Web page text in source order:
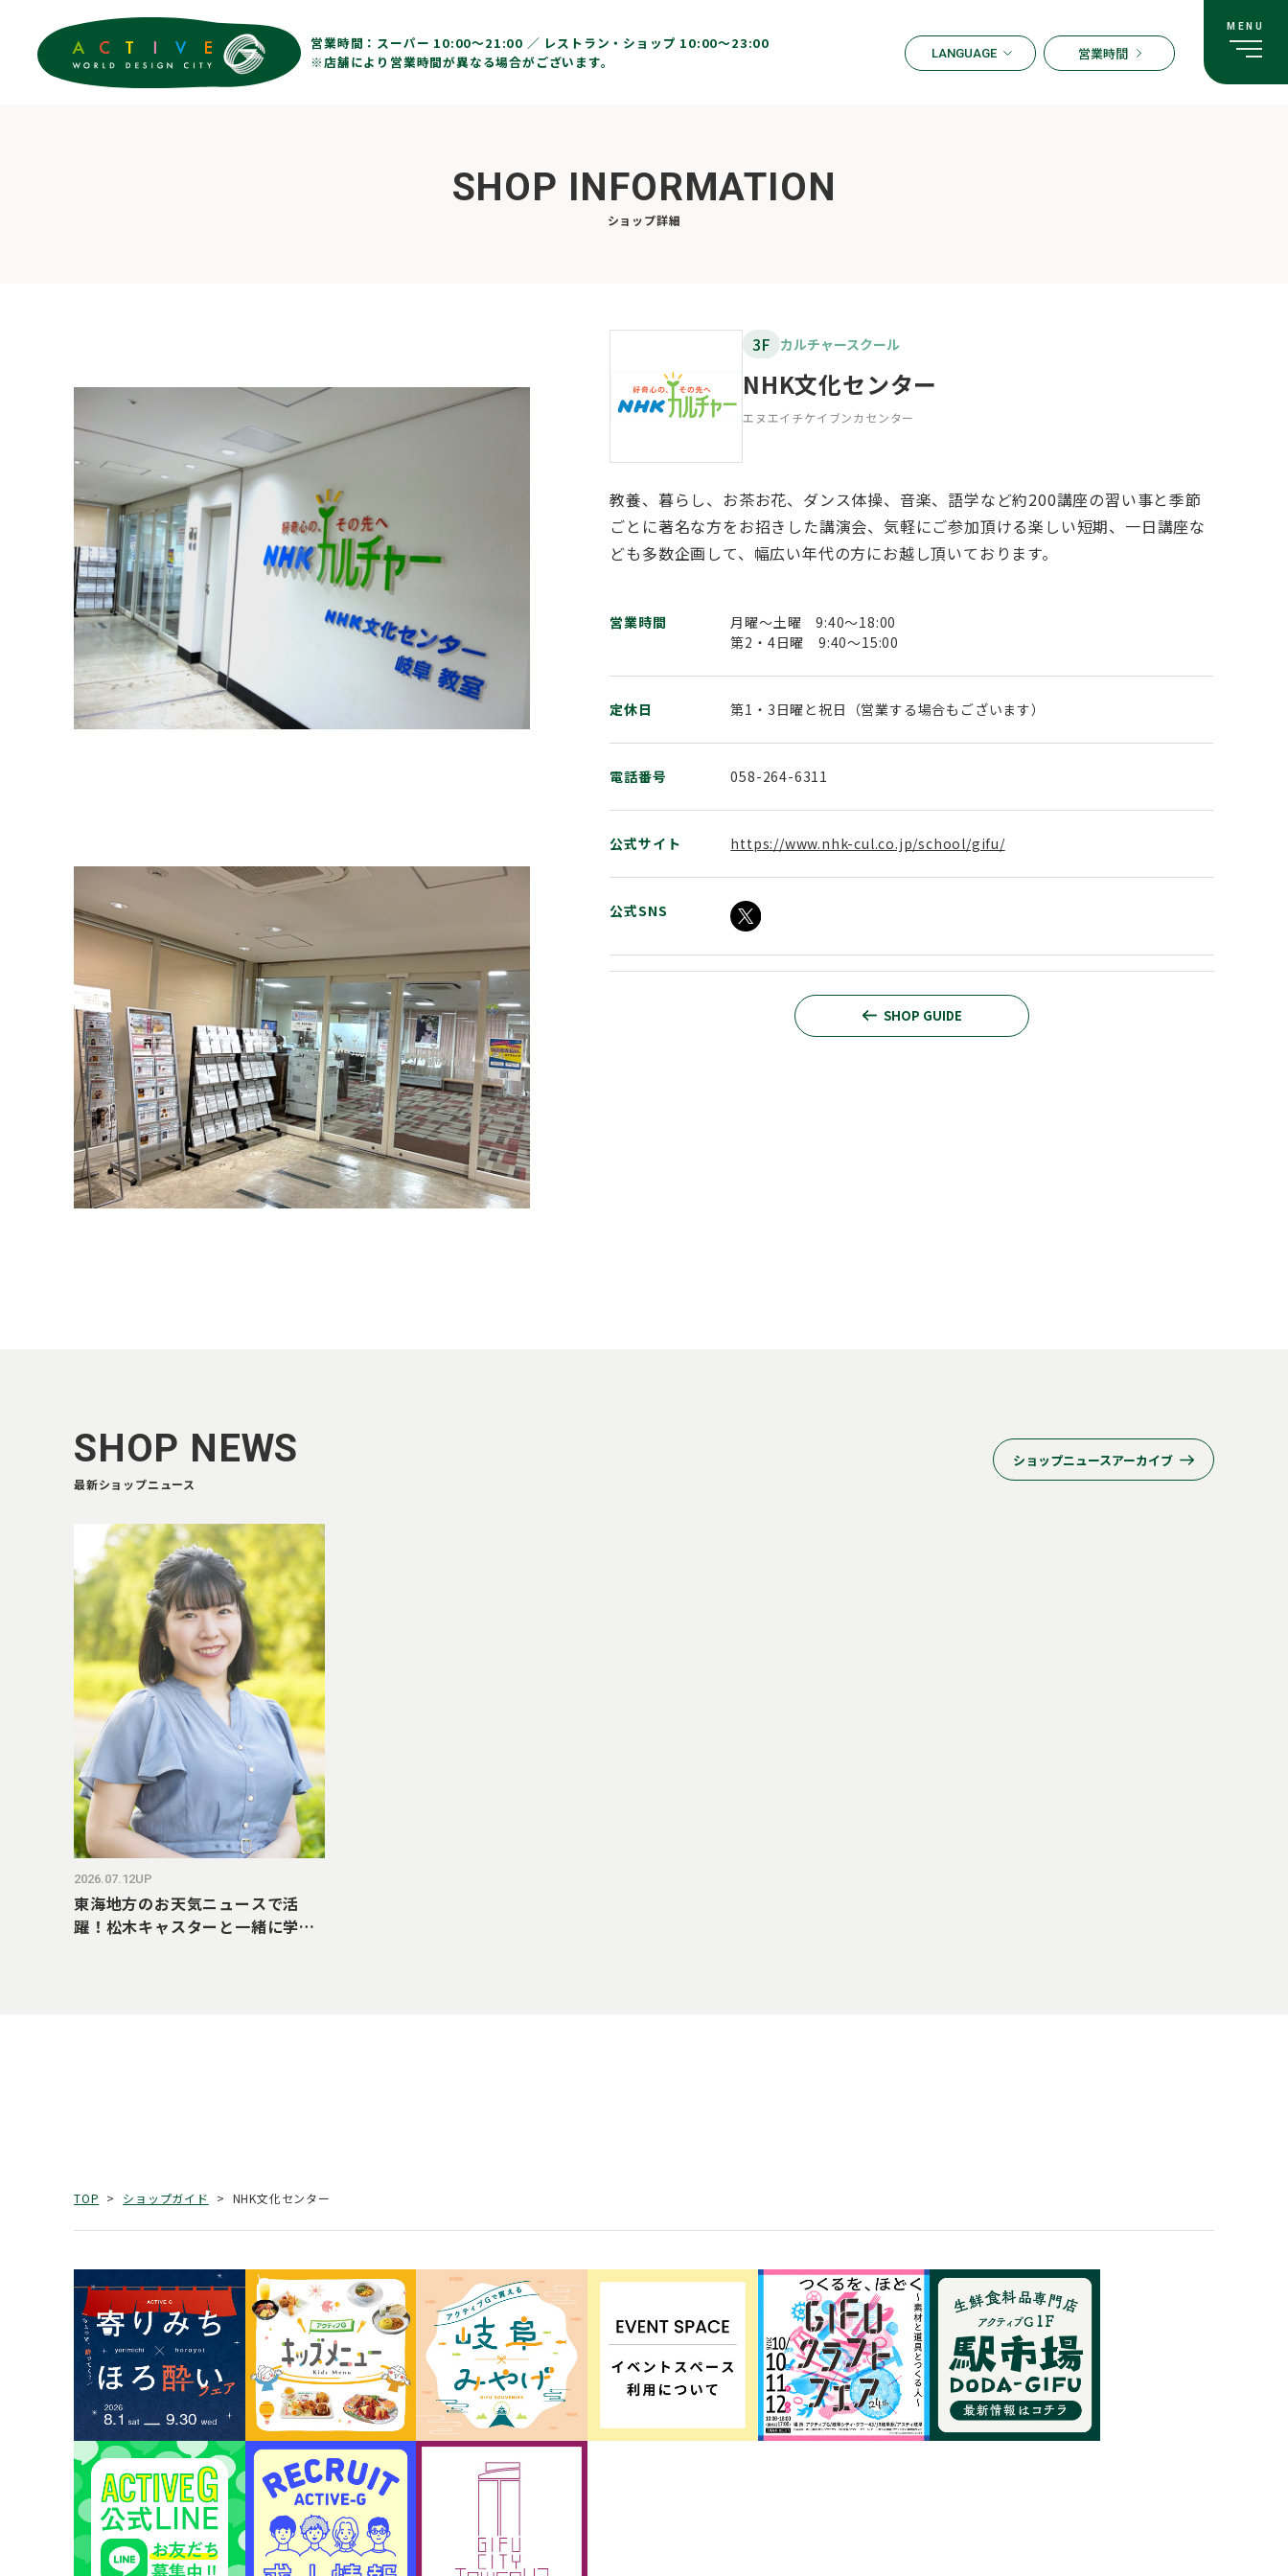
営業時間： スーパー 10:00〜21:00 ／ レストラン・ショップ 10:00～23:00
※店舗により営業時間が異なる場合がございます。
LANGUAGE 営業時間
SHOP INFORMATION
ショップ詳細
3F カルチャースクール
NHK文化センター
エヌエイチケイブンカセンター
教養、暮らし、お茶お花、ダンス体操、音楽、語学など約200講座の習い事と季節
ごとに著名な方をお招きした講演会、気軽にご参加頂ける楽しい短期、一日講座な
ども多数企画して、幅広い年代の方にお越し頂いております。
営業時間
月曜～土曜 9:40～18:00
第2・4日曜 9:40～15:00
定休日 第1・3日曜と祝日（営業する場合もございます）
電話番号 058-264-6311
公式サイト https://www.nhk-cul.co.jp/school/gifu/
公式SNS
SHOP GUIDE
SHOP NEWS
最新ショップニュース
ショップニュースアーカイブ
2026.07.12UP
東海地方のお天気ニュースで活
躍！松木キャスターと一緒に学
TOP ショップガイド NHK文化センター